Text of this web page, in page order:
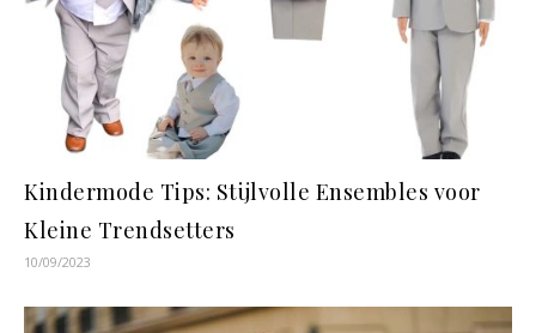
Kindermode Tips: Stijlvolle Ensembles voor
Kleine Trendsetters
10/09/2023